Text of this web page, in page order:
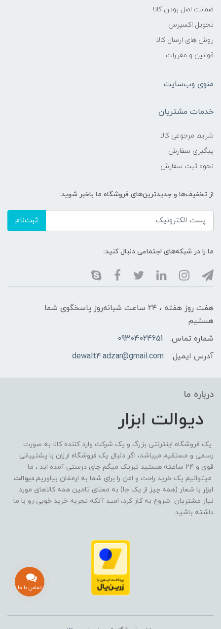
ضمانت اصل بودن کالا
تحویل اکسپرس
روش های ارسال کالا
قوانین و مقررات
منوی وب‌سایت
خدمات مشتریان
شرایط مرجوعی کالا
پیگیری سفارش
نحوه ثبت سفارش
از تخفیف‌ها و جدیدترین‌های فروشگاه ما باخبر شوید:
ثبت‌نام
ما را در شبکه‌های اجتماعی دنبال کنید:
هفت روز هفته ، ۲۴ ساعت شبانه‌روز پاسخگوی شما
هستیم
شماره تماس:
09304024651
آدرس ایمیل:
dewalt4.adzar@gmail.com
درباره ما
دیوالت ابزار
یک فروشگاه اینترنتی بزرگ و یک شرکت وارد کننده کالا به صورت
رسمی و مستقیم میباشد، اگر دنبال یک فروشگاه ارزان با پشتیبانی
قوی و ۲۴ ساعته هستید تبریک میگم جای درستی آمده اید ، ما
میتوانیم یک خرید راحت و امن را برای شما به ارمغان بیاوریم.دیوالت
ابزار با شعار (همه چیز از یک جا) به معنای تامین همه کالاهای مورد
نیاز مشتریان شروع به کار کرد، امید آنکه تجربه خرید خوبی رو با ما
داشته باشید
تماس با ما